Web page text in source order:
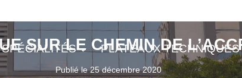
SPÉCIALITÉS PLATEAUX TECHNIQUES
SUR LE CHEMIN DE
Publié le 25 décembre 2020